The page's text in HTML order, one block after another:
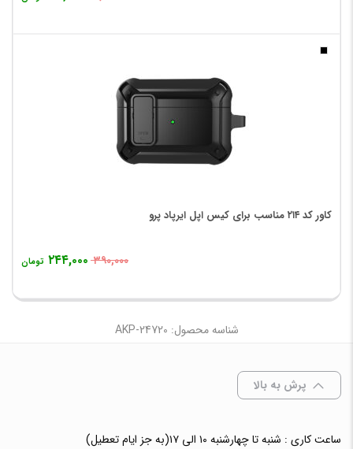
کاور کد ۲۱۴ مناسب برای کیس اپل ایرپاد پرو
۳۹۰,۰۰۰ ۲۴۴,۰۰۰ تومان
شناسه محصول: AKP-24720
پرش به بالا
ساعت کاری : شنبه تا چهارشنبه ۱۰ الی ۱۷(به جز ایام تعطیل)